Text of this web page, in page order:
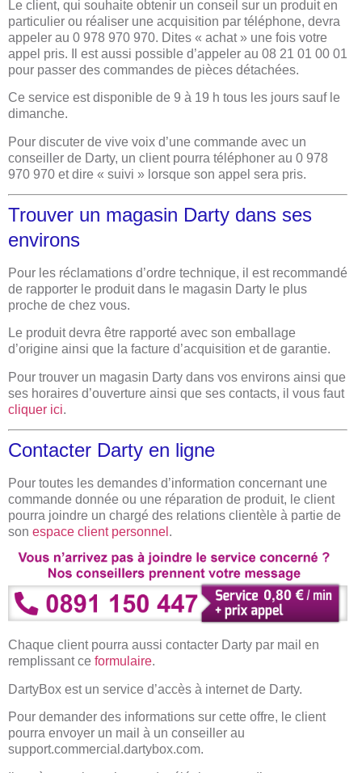
Le client, qui souhaite obtenir un conseil sur un produit en
particulier ou réaliser une acquisition par téléphone, devra
appeler au 0 978 970 970. Dites « achat » une fois votre
appel pris. Il est aussi possible d’appeler au 08 21 01 00 01
pour passer des commandes de pièces détachées.
Ce service est disponible de 9 à 19 h tous les jours sauf le
dimanche.
Pour discuter de vive voix d’une commande avec un
conseiller de Darty, un client pourra téléphoner au 0 978
970 970 et dire « suivi » lorsque son appel sera pris.
Trouver un magasin Darty dans ses
environs
Pour les réclamations d’ordre technique, il est recommandé
de rapporter le produit dans le magasin Darty le plus
proche de chez vous.
Le produit devra être rapporté avec son emballage
d’origine ainsi que la facture d’acquisition et de garantie.
Pour trouver un magasin Darty dans vos environs ainsi que
ses horaires d’ouverture ainsi que ses contacts, il vous faut
cliquer ici.
Contacter Darty en ligne
Pour toutes les demandes d’information concernant une
commande donnée ou une réparation de produit, le client
pourra joindre un chargé des relations clientèle à partie de
son espace client personnel .
Chaque client pourra aussi contacter Darty par mail en
remplissant ce formulaire.
DartyBox est un service d’accès à internet de Darty.
Pour demander des informations sur cette offre, le client
pourra envoyer un mail à un conseiller au
support.commercial.dartybox.com.